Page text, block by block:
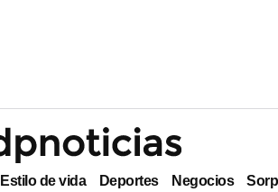
Estilo de vida Deportes Negocios